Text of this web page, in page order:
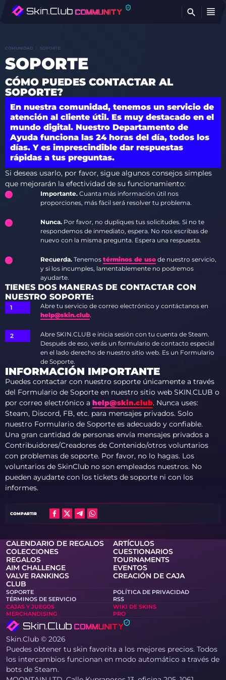
COMUNIDAD SOPORTE
SOPORTE
CÓMO PUEDES CONTACTAR AL
SOPORTE?
En nuestra comunidad, tenemos un servicio de
atención al cliente útil. Es muy destacado en el
mundo digital. Nuestro Departamento de
Ayuda funciona las 24 horas del día, todos los
días. Y es imprescindible dar respuestas
rápidas a tus preguntas.
Si deseas usarlo, por favor, sigue algunos consejos simples
que mejorarán la efectividad de su funcionamiento:
Importante. Cuanta más información útil nos
proporciones, más fácil será resolver tu problema.
Nunca. Por favor, no dupliques tus solicitudes. Si no te
respondemos de inmediato, espera. No nos escribas de
nuevo con la misma pregunta. Espera una respuesta.
Recuerda. Tenemos términos de uso de nuestro servicio,
y si los incumples, lamentablemente no podremos
ayudarte.
TIENES DOS MANERAS DE CONTACTAR CON
NUESTRO SOPORTE:
Abre tu servicio de correo electrónico y contáctanos en
help@skin.club.
Abre SKIN.CLUB e inicia sesión con tu cuenta de Steam.
Después de eso, verás un formulario de contacto especial
en el lado derecho de nuestro sitio web. Es un Formulario
de Soporte.
INFORMACIÓN IMPORTANTE
Puedes contactar con nuestro soporte únicamente a través
del Formulario de Soporte en nuestro sitio web SKIN.CLUB o
por correo electrónico a help@skin.club. Nunca uses:
Steam, Discord, FB, etc. para mensajes privados. Solo
nuestro Formulario de Soporte es adecuado y confiable.
Una gran cantidad de personas envía mensajes privados a
Contribuidores/Creadores de Contenido/otros voluntarios
con problemas de soporte. Por favor, no lo hagas. Los
voluntarios de SkinClub no son empleados nuestros. No
pueden ayudarte con los tickets de soporte ni con los
informes.
COMPARTIR
CALENDARIO DE REGALOS
ARTÍCULOS
COLECCIONES
CUESTIONARIOS
REGALOS
TOURNAMENTS
AIM CHALLENGE
EVENTOS
VALVE RANKINGS
CREACIÓN DE CAJA
CLUB
SOPORTE
POLÍTICA DE PRIVACIDAD
TÉRMINOS DE SERVICIO
RSS
CAJAS Y JUEGOS
WIKI DE SKINS
MERCHANDISING
PRO
Skin.Club © 2026
Puedes obtener tu skin favorita a los mejores precios. Todos
los intercambios funcionan en modo automático a través de
bots de Steam.